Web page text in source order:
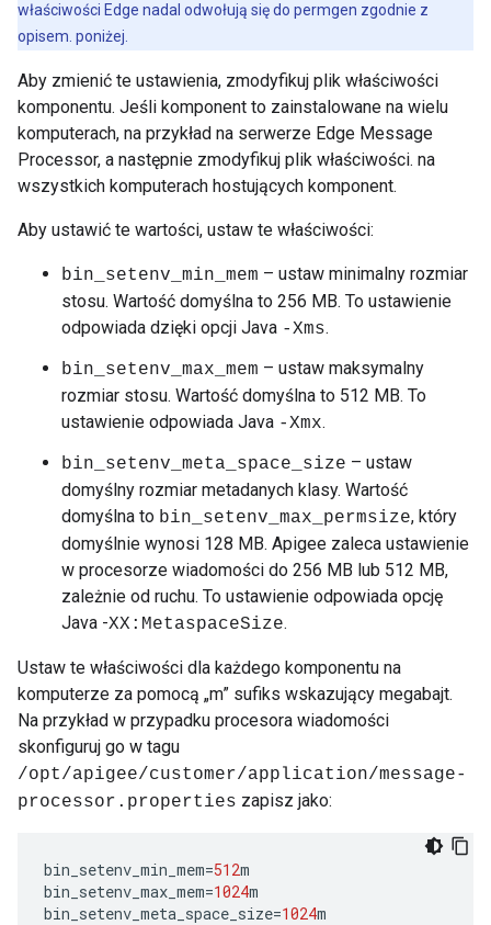
właściwości Edge nadal odwołują się do permgen zgodnie z
opisem. poniżej.
Aby zmienić te ustawienia, zmodyfikuj plik właściwości
komponentu. Jeśli komponent to zainstalowane na wielu
komputerach, na przykład na serwerze Edge Message
Processor, a następnie zmodyfikuj plik właściwości. na
wszystkich komputerach hostujących komponent.
Aby ustawić te wartości, ustaw te właściwości:
bin_setenv_min_mem – ustaw minimalny rozmiar
stosu. Wartość domyślna to 256 MB. To ustawienie
odpowiada dzięki opcji Java -Xms.
bin_setenv_max_mem – ustaw maksymalny
rozmiar stosu. Wartość domyślna to 512 MB. To
ustawienie odpowiada Java -Xmx.
bin_setenv_meta_space_size – ustaw
domyślny rozmiar metadanych klasy. Wartość
domyślna to bin_setenv_max_permsize, który
domyślnie wynosi 128 MB. Apigee zaleca ustawienie
w procesorze wiadomości do 256 MB lub 512 MB,
zależnie od ruchu. To ustawienie odpowiada opcję
Java -XX:MetaspaceSize.
Ustaw te właściwości dla każdego komponentu na
komputerze za pomocą „m” sufiks wskazujący megabajt.
Na przykład w przypadku procesora wiadomości
skonfiguruj go w tagu
/opt/apigee/customer/application/message-
processor.properties zapisz jako:
bin_setenv_min_mem=512m
bin_setenv_max_mem=1024m
bin_setenv_meta_space_size=1024m